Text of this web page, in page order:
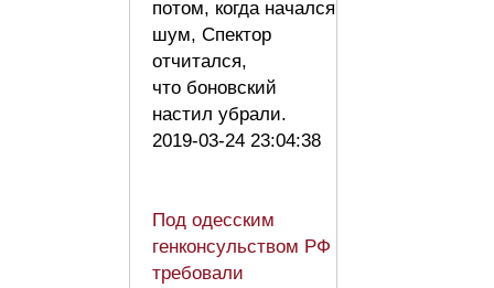
потом, когда начался
шум, Спектор
отчитался,
что боновский
настил убрали.
2019-03-24 23:04:38
Под одесским
генконсульством РФ
требовали